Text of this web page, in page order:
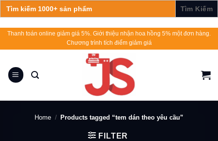
Search
for:
Skip
Thanh toán online giảm giá 5%. Giới thiệu nhận hoa hồng 5% một đơn hàng.
Chương trình tích điểm giảm giá
Home / Products tagged “tem dán theo yêu cầu”
FILTER